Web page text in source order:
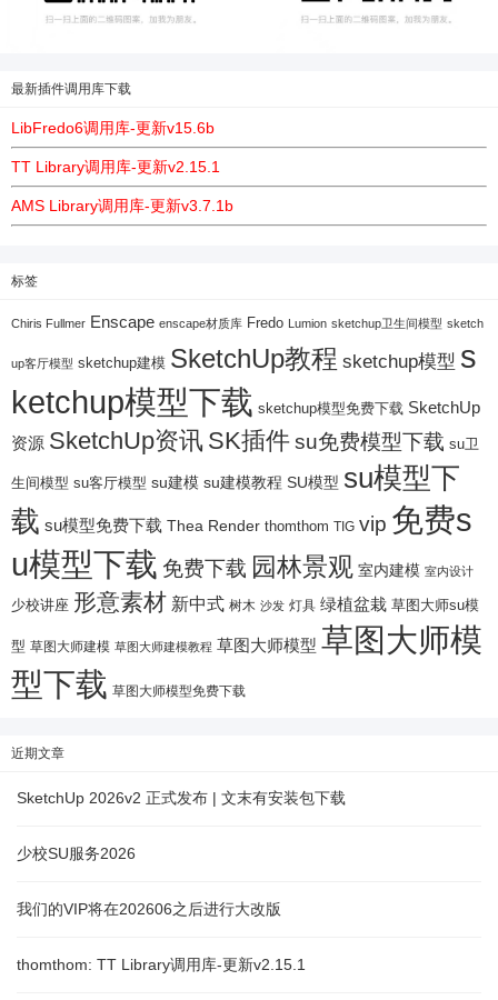
最新插件调用库下载
LibFredo6调用库-更新v15.6b
TT Library调用库-更新v2.15.1
AMS Library调用库-更新v3.7.1b
标签
Chiris Fullmer Enscape enscape材质库 Fredo Lumion sketchup卫生间模型 sketch
up客厅模型 sketchup建模 SketchUp教程 sketchup模型 s
ketchup模型下载 sketchup模型免费下载 SketchUp
资源 SketchUp资讯 SK插件su免费模型下载 su卫
生间模型 su客厅模型 su建模 su建模教程 SU模型 su模型下
载 su模型免费下载 Thea Render thomthom TIG vip 免费s
u模型下载 免费下载 园林景观 室内建模 室内设计
少校讲座 形意素材 新中式 树木 沙发 灯具 绿植盆栽 草图大师su模
型 草图大师建模 草图大师建模教程 草图大师模型 草图大师模
型下载 草图大师模型免费下载
近期文章
SketchUp 2026v2 正式发布 | 文末有安装包下载
少校SU服务2026
我们的VIP将在202606之后进行大改版
thomthom: TT Library调用库-更新v2.15.1